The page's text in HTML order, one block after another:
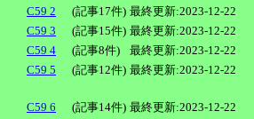
C59 2
(記事17件) 最終更新:2023-12-22
C59 3
(記事15件) 最終更新:2023-12-22
C59 4
(記事8件)
最終更新:2023-12-22
C59 5
(記事12件) 最終更新:2023-12-22
C59 6 (記事14件) 最終更新:2023-12-22